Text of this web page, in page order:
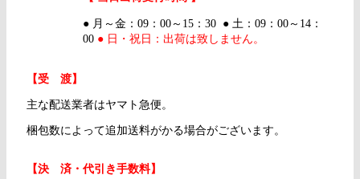
● 月～金：09：00～15：30 ● 土：09：00～14：
00 ● 日・祝日：出荷は致しません。
【受 渡】
主な配送業者はヤマト急便。
梱包数によって追加送料がかる場合がございます。
【決 済・代引き手数料】